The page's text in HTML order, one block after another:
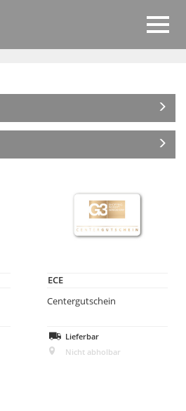
ECE
Centergutschein
Lieferbar
Nicht abholbar